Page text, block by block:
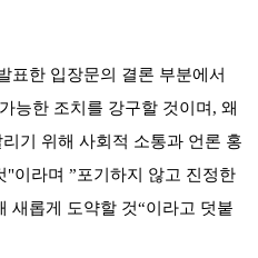
표한 입장문의 결론 부분에서
능한 조치를 강구할 것이며, 왜
기 위해 사회적 소통과 언론 홍
"이라며 ”포기하지 않고 진정한
새롭게 도약할 것“이라고 덧붙